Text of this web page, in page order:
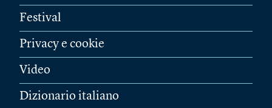
Festival
Privacy e cookie
Video
Dizionario italiano